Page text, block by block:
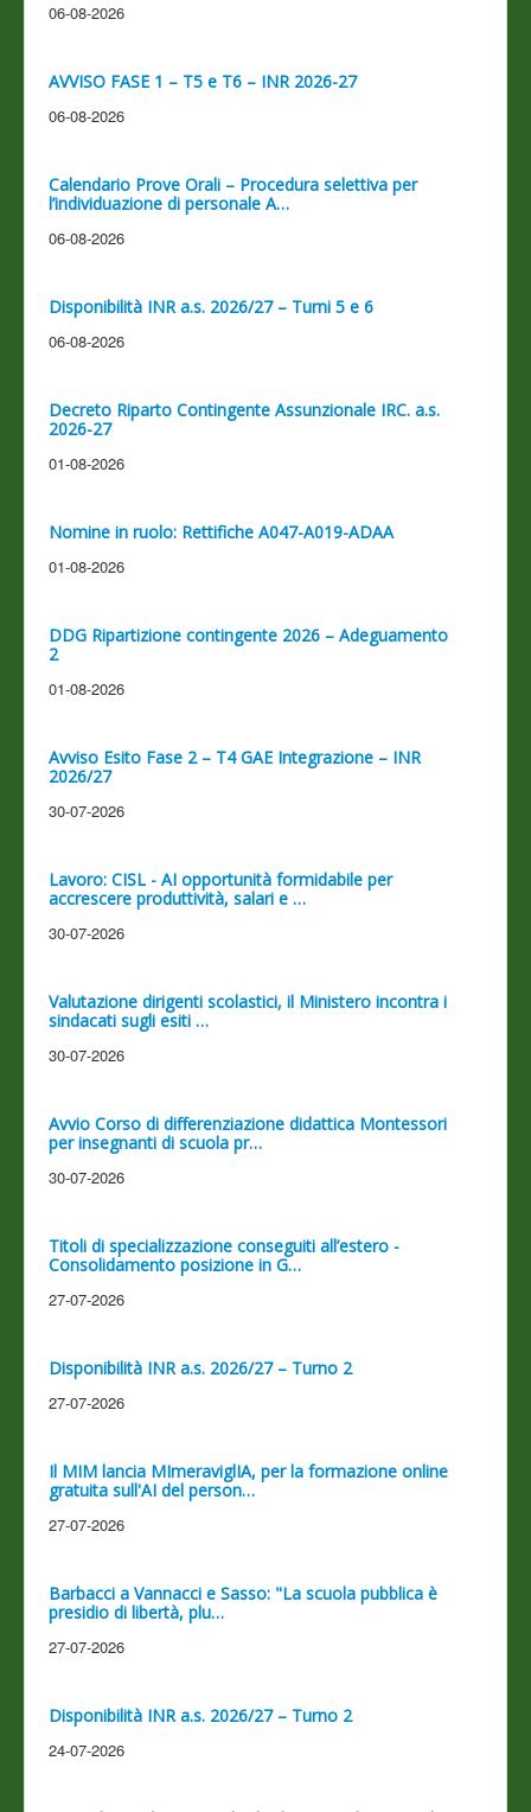
06-08-2026
AVVISO FASE 1 – T5 e T6 – INR 2026-27
06-08-2026
Calendario Prove Orali – Procedura selettiva per
l’individuazione di personale A…
06-08-2026
Disponibilità INR a.s. 2026/27 – Turni 5 e 6
06-08-2026
Decreto Riparto Contingente Assunzionale IRC. a.s.
2026-27
01-08-2026
Nomine in ruolo: Rettifiche A047-A019-ADAA
01-08-2026
DDG Ripartizione contingente 2026 – Adeguamento
2
01-08-2026
Avviso Esito Fase 2 – T4 GAE Integrazione – INR
2026/27
30-07-2026
Lavoro: CISL - AI opportunità formidabile per
accrescere produttività, salari e …
30-07-2026
Valutazione dirigenti scolastici, il Ministero incontra i
sindacati sugli esiti …
30-07-2026
Avvio Corso di differenziazione didattica Montessori
per insegnanti di scuola pr…
30-07-2026
Titoli di specializzazione conseguiti all’estero -
Consolidamento posizione in G…
27-07-2026
Disponibilità INR a.s. 2026/27 – Turno 2
27-07-2026
Il MIM lancia MImeraviglIA, per la formazione online
gratuita sull'AI del person…
27-07-2026
Barbacci a Vannacci e Sasso: "La scuola pubblica è
presidio di libertà, plu…
27-07-2026
Disponibilità INR a.s. 2026/27 – Turno 2
24-07-2026